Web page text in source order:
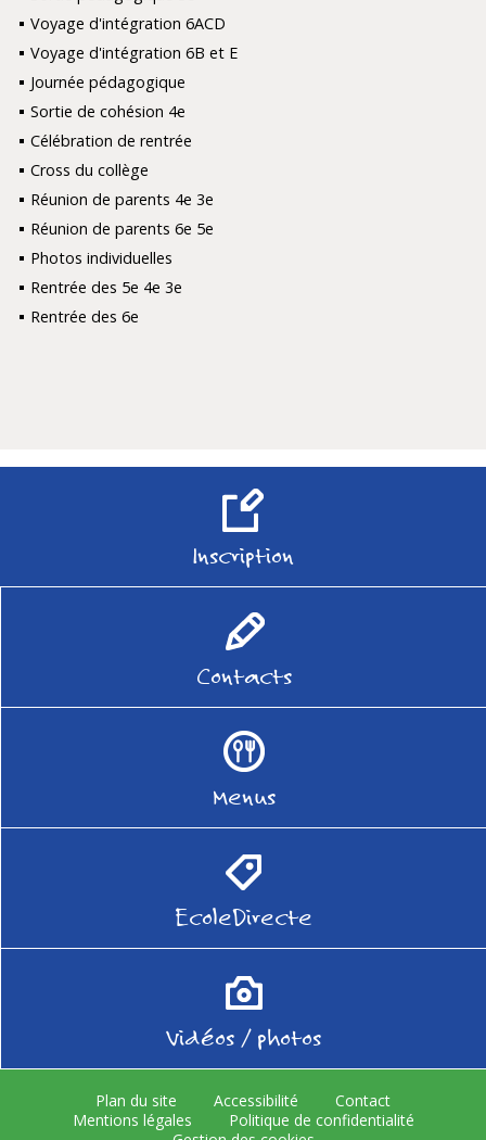
Voyage d'intégration 6ACD
Voyage d'intégration 6B et E
Journée pédagogique
Sortie de cohésion 4e
Célébration de rentrée
Cross du collège
Réunion de parents 4e 3e
Réunion de parents 6e 5e
Photos individuelles
Rentrée des 5e 4e 3e
Rentrée des 6e
Inscription
Contacts
Menus
EcoleDirecte
Vidéos / photos
Plan du site Accessibilité
Contact
Mentions légales
Politique de confidentialité